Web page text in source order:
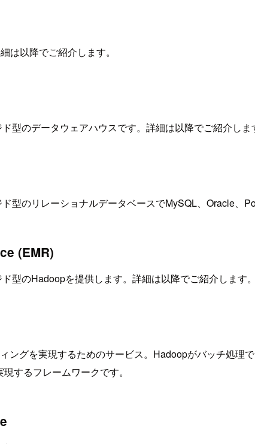
は以降でご紹介します。
型のデータウェアハウスです。詳細は以降でご紹介しま
型のリレーショナルデータベースでMySQL、Oracle、
(EMR)
型のHadoopを提供します。詳細は以降でご紹介します。
ングを実現するためのサービス。Hadoopがバッチ処
するフレームワークです。